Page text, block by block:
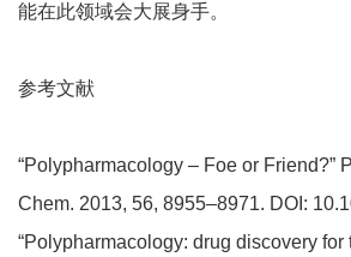
能在此领域会大展身手。
参考文献
“Polypharmacology – Foe or Friend?”
Chem. 2013, 56, 8955–8971. DOI:
“Polypharmacology: drug discovery for